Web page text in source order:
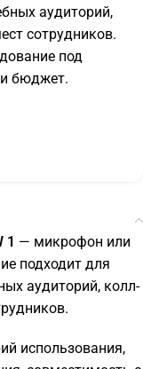
аудиторий,
сотрудников.
под
бюджет.
1 — микрофон или
подходит для
аудиторий, колл-
использования,